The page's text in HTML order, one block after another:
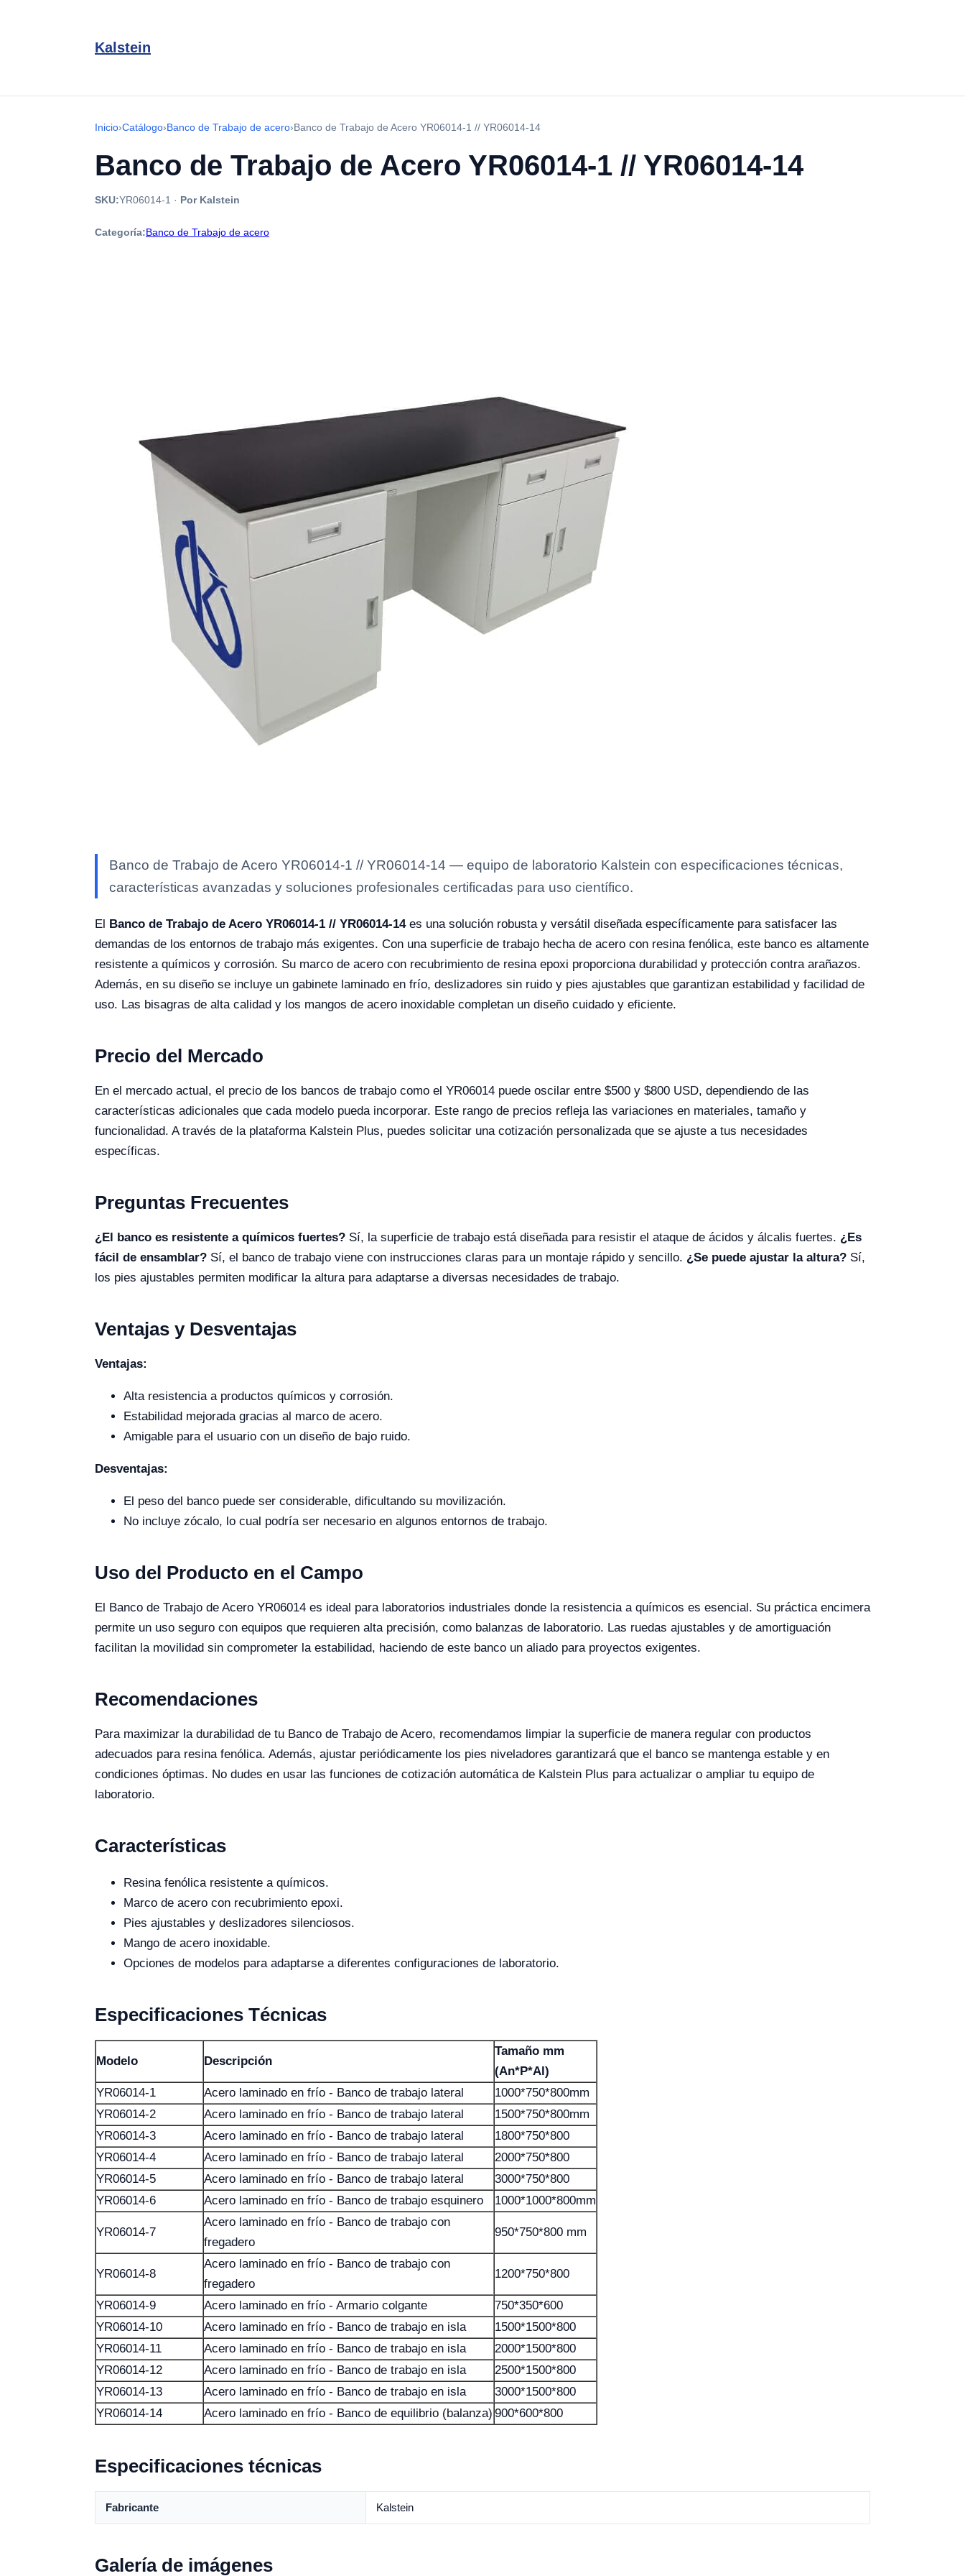
Kalstein
Inicio›Catálogo›Banco de Trabajo de acero›Banco de Trabajo de Acero YR06014-1 // YR06014-14
Banco de Trabajo de Acero YR06014-1 // YR06014-14
SKU:YR06014-1 · Por Kalstein
Categoría:Banco de Trabajo de acero
Banco de Trabajo de Acero YR06014-1 // YR06014-14 — equipo de laboratorio Kalstein con especificaciones técnicas,
características avanzadas y soluciones profesionales certificadas para uso científico.
El Banco de Trabajo de Acero YR06014-1 // YR06014-14es una solución robusta y versátil diseñada específicamente para satisfacer las
demandas de los entornos de trabajo más exigentes. Con una superficie de trabajo hecha de acero con resina fenólica, este banco es altamente
resistente a químicos y corrosión. Su marco de acero con recubrimiento de resina epoxi proporciona durabilidad y protección contra arañazos.
Además, en su diseño se incluye un gabinete laminado en frío, deslizadores sin ruido y pies ajustables que garantizan estabilidad y facilidad de
uso. Las bisagras de alta calidad y los mangos de acero inoxidable completan un diseño cuidado y eficiente.
Precio del Mercado
En el mercado actual, el precio de los bancos de trabajo como el YR06014 puede oscilar entre $500 y $800 USD, dependiendo de las
características adicionales que cada modelo pueda incorporar. Este rango de precios refleja las variaciones en materiales, tamaño y
funcionalidad. A través de la plataforma Kalstein Plus, puedes solicitar una cotización personalizada que se ajuste a tus necesidades
específicas.
Preguntas Frecuentes
¿El banco es resistente a químicos fuertes? Sí, la superficie de trabajo está diseñada para resistir el ataque de ácidos y álcalis fuertes. ¿Es
fácil de ensamblar? Sí, el banco de trabajo viene con instrucciones claras para un montaje rápido y sencillo. ¿Se puede ajustar la altura? Sí,
los pies ajustables permiten modificar la altura para adaptarse a diversas necesidades de trabajo.
Ventajas y Desventajas
Ventajas:
Alta resistencia a productos químicos y corrosión.
Estabilidad mejorada gracias al marco de acero.
Amigable para el usuario con un diseño de bajo ruido.
Desventajas:
El peso del banco puede ser considerable, dificultando su movilización.
No incluye zócalo, lo cual podría ser necesario en algunos entornos de trabajo.
Uso del Producto en el Campo
El Banco de Trabajo de Acero YR06014 es ideal para laboratorios industriales donde la resistencia a químicos es esencial. Su práctica encimera
permite un uso seguro con equipos que requieren alta precisión, como balanzas de laboratorio. Las ruedas ajustables y de amortiguación
facilitan la movilidad sin comprometer la estabilidad, haciendo de este banco un aliado para proyectos exigentes.
Recomendaciones
Para maximizar la durabilidad de tu Banco de Trabajo de Acero, recomendamos limpiar la superficie de manera regular con productos
adecuados para resina fenólica. Además, ajustar periódicamente los pies niveladores garantizará que el banco se mantenga estable y en
condiciones óptimas. No dudes en usar las funciones de cotización automática de Kalstein Plus para actualizar o ampliar tu equipo de
laboratorio.
Características
Resina fenólica resistente a químicos.
Marco de acero con recubrimiento epoxi.
Pies ajustables y deslizadores silenciosos.
Mango de acero inoxidable.
Opciones de modelos para adaptarse a diferentes configuraciones de laboratorio.
Especificaciones Técnicas
Modelo Descripción
Tamaño mm
(An*P*Al)
YR06014-1
Acero laminado en frío - Banco de trabajo lateral
1000*750*800mm
YR06014-2
Acero laminado en frío - Banco de trabajo lateral
1500*750*800mm
YR06014-3
Acero laminado en frío - Banco de trabajo lateral
1800*750*800
YR06014-4
Acero laminado en frío - Banco de trabajo lateral
2000*750*800
YR06014-5
Acero laminado en frío - Banco de trabajo lateral
3000*750*800
YR06014-6
Acero laminado en frío - Banco de trabajo esquinero 1000*1000*800mm
YR06014-7
Acero laminado en frío - Banco de trabajo con
fregadero
950*750*800 mm
YR06014-8
Acero laminado en frío - Banco de trabajo con
fregadero
1200*750*800
YR06014-9 Acero laminado en frío - Armario colgante
750*350*600
YR06014-10
Acero laminado en frío - Banco de trabajo en isla
1500*1500*800
YR06014-11
Acero laminado en frío - Banco de trabajo en isla
2000*1500*800
YR06014-12
Acero laminado en frío - Banco de trabajo en isla
2500*1500*800
YR06014-13
Acero laminado en frío - Banco de trabajo en isla
3000*1500*800
YR06014-14
Acero laminado en frío - Banco de equilibrio (balanza) 900*600*800
Especificaciones técnicas
Fabricante Kalstein
Galería de imágenes